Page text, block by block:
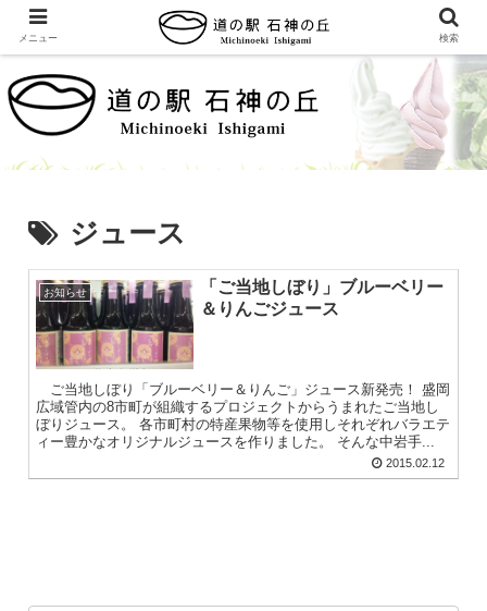
ジュース
お知らせ
「ご当地しぼり」ブルーベリー
＆りんごジュース
ご当地しぼり「ブルーベリー＆りんご」ジュース新発売！ 盛岡
広域管内の8市町が組織するプロジェクトからうまれたご当地し
ぼりジュース。 各市町村の特産果物等を使用しそれぞれバラエテ
ィー豊かなオリジナルジュースを作りました。 そんな中岩手...
2015.02.12
メニュー 検索